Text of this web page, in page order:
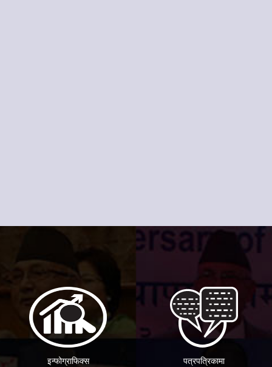
इन्फोग्राफिक्स पत्रपत्रिकामा